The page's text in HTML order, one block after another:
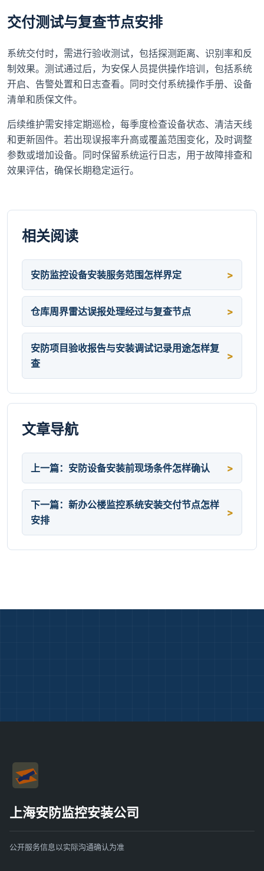
交付测试与复查节点安排
系统交付时，需进行验收测试，包括探测距离、识别率和反
制效果。测试通过后，为安保人员提供操作培训，包括系统
开启、告警处置和日志查看。同时交付系统操作手册、设备
清单和质保文件。
后续维护需安排定期巡检，每季度检查设备状态、清洁天线
和更新固件。若出现误报率升高或覆盖范围变化，及时调整
参数或增加设备。同时保留系统运行日志，用于故障排查和
效果评估，确保长期稳定运行。
相关阅读
安防监控设备安装服务范围怎样界定
仓库周界雷达误报处理经过与复查节点
安防项目验收报告与安装调试记录用途怎样复
查
文章导航
上一篇：安防设备安装前现场条件怎样确认
下一篇：新办公楼监控系统安装交付节点怎样
安排
上海安防监控安装公司
公开服务信息以实际沟通确认为准